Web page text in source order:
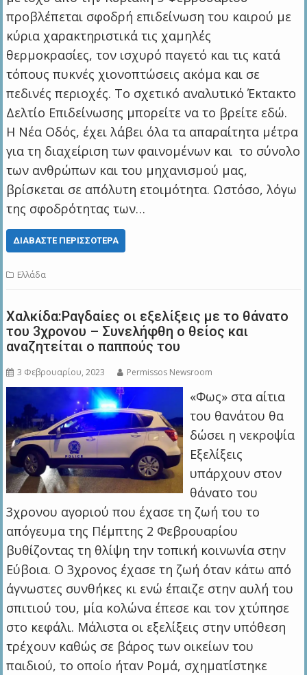
προβλέπεται σφοδρή επιδείνωση του καιρού με
κύρια χαρακτηριστικά τις χαμηλές
θερμοκρασίες, τον ισχυρό παγετό και τις κατά
τόπους πυκνές χιονοπτώσεις ακόμα και σε
πεδινές περιοχές. Το σχετικό αναλυτικό Έκτακτο
Δελτίο Επιδείνωσης μπορείτε να το βρείτε εδώ.
Η Νέα Οδός, έχει λάβει όλα τα απαραίτητα μέτρα
για τη διαχείριση των φαινομένων και το σύνολο
των ανθρώπων και του μηχανισμού μας,
βρίσκεται σε απόλυτη ετοιμότητα. Ωστόσο, λόγω
της σφοδρότητας των…
ΔΙΑΒΆΣΤΕ ΠΕΡΙΣΣΌΤΕΡΑ
Ελλάδα
Χαλκίδα:Ραγδαίες οι εξελίξεις με το θάνατο
του 3χρονου – Συνελήφθη ο θείος και
αναζητείται ο παππούς του
3 Φεβρουαρίου, 2023 Permissos Newsroom
«Φως» στα αίτια
του θανάτου θα
δώσει η νεκροψία
Εξελίξεις
υπάρχουν στον
θάνατο του
3χρονου αγοριού που έχασε τη ζωή του το
απόγευμα της Πέμπτης 2 Φεβρουαρίου
βυθίζοντας τη θλίψη την τοπική κοινωνία στην
Εύβοια. Ο 3χρονος έχασε τη ζωή όταν κάτω από
άγνωστες συνθήκες κι ενώ έπαιζε στην αυλή του
σπιτιού του, μία κολώνα έπεσε και τον χτύπησε
στο κεφάλι. Μάλιστα οι εξελίξεις στην υπόθεση
τρέχουν καθώς σε βάρος των οικείων του
παιδιού, το οποίο ήταν Ρομά, σχηματίστηκε